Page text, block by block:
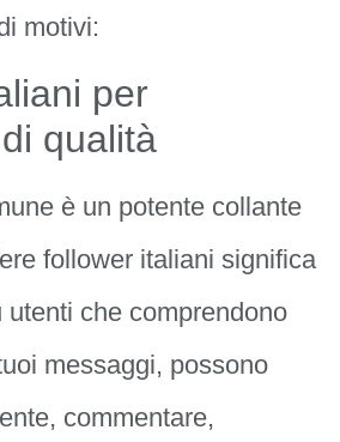
motivi:
per
qualità
è un potente collante
follower italiani significa
utenti che comprendono
messaggi, possono
commentare,